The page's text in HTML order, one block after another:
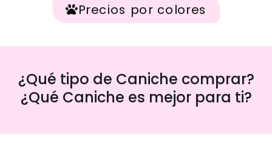
Precios por colores
¿Qué tipo de Caniche comprar?
¿Qué Caniche es mejor para ti?